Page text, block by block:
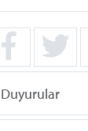
Duyurular